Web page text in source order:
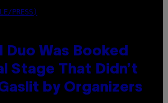
PRESS)
Duo Was Booked
Stage That Didn’t
by Organizers